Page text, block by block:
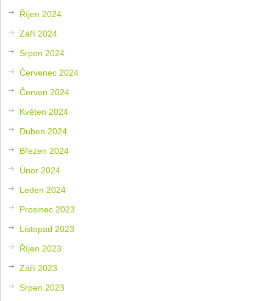
Říjen 2024
Září 2024
Srpen 2024
Červenec 2024
Červen 2024
Květen 2024
Duben 2024
Březen 2024
Únor 2024
Leden 2024
Prosinec 2023
Listopad 2023
Říjen 2023
Září 2023
Srpen 2023